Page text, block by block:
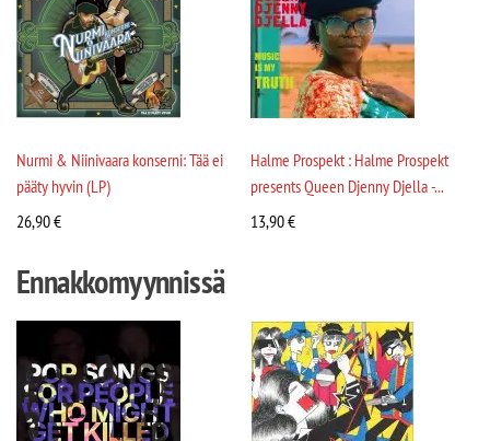
Nurmi & Niinivaara konserni: Tää ei
pääty hyvin (LP)
26,90€
Halme Prospekt : Halme Prospekt
presents Queen Djenny Djella -...
13,90€
Ennakkomyynnissä